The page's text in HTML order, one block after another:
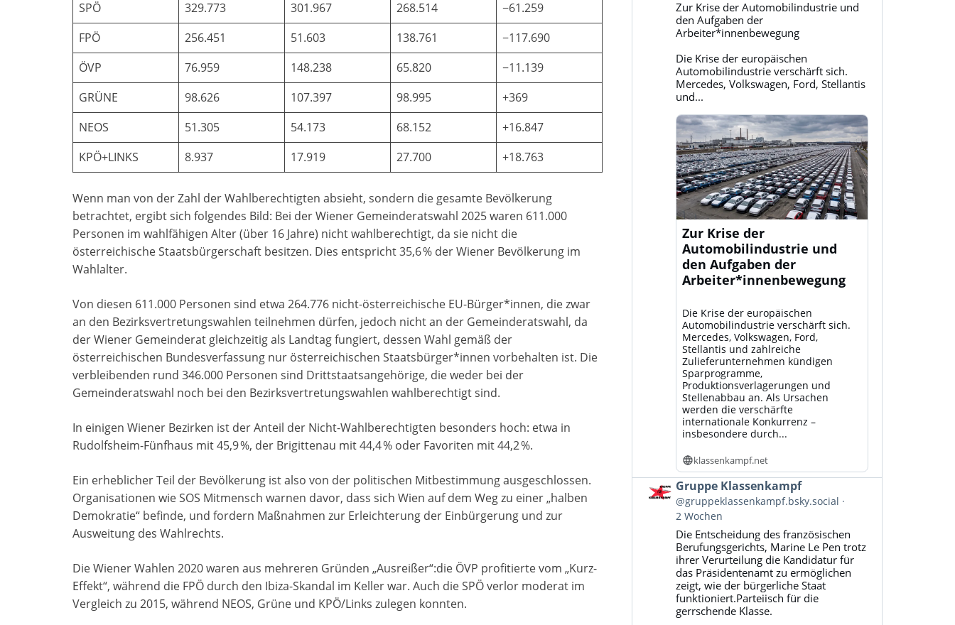
SPÖ
329.773 301.967 268.514
−61.259
FPÖ
256.451 51.603 138.761
−117.690
ÖVP
76.959 148.238 65.820
−11.139
GRÜNE
98.626 107.397 98.995
+369
NEOS
51.305 54.173 68.152
+16.847
KPÖ+LINKS
8.937 17.919 27.700 +18.763
Wenn man von der Zahl der Wahlberechtigten absieht, sondern die gesamte Bevölkerung
betrachtet, ergibt sich folgendes Bild: Bei der Wiener Gemeinderatswahl 2025 waren 611.000
Personen im wahlfähigen Alter (über 16 Jahre) nicht wahlberechtigt, da sie nicht die
österreichische Staatsbürgerschaft besitzen. Dies entspricht 35,6 % der Wiener Bevölkerung im
Wahlalter.
Von diesen 611.000 Personen sind etwa 264.776 nicht-österreichische EU-Bürger*innen, die zwar
an den Bezirksvertretungswahlen teilnehmen dürfen, jedoch nicht an der Gemeinderatswahl, da
der Wiener Gemeinderat gleichzeitig als Landtag fungiert, dessen Wahl gemäß der
österreichischen Bundesverfassung nur österreichischen Staatsbürger*innen vorbehalten ist. Die
verbleibenden rund 346.000 Personen sind Drittstaatsangehörige, die weder bei der
Gemeinderatswahl noch bei den Bezirksvertretungswahlen wahlberechtigt sind.
In einigen Wiener Bezirken ist der Anteil der Nicht-Wahlberechtigten besonders hoch: etwa in
Rudolfsheim-Fünfhaus mit 45,9 %, der Brigittenau mit 44,4 % oder Favoriten mit 44,2 %.
Ein erheblicher Teil der Bevölkerung ist also von der politischen Mitbestimmung ausgeschlossen.
Organisationen wie SOS Mitmensch warnen davor, dass sich Wien auf dem Weg zu einer „halben
Demokratie“ befinde, und fordern Maßnahmen zur Erleichterung der Einbürgerung und zur
Ausweitung des Wahlrechts. ​
Die Wiener Wahlen 2020 waren aus mehreren Gründen „Ausreißer“:die ÖVP profitierte vom „Kurz-
Effekt“, während die FPÖ durch den Ibiza-Skandal im Keller war. Auch die SPÖ verlor moderat im
Vergleich zu 2015, während NEOS, Grüne und KPÖ/Links zulegen konnten.
Bluesky
Zur Krise der Automobilindustrie und
den Aufgaben der
Arbeiter*innenbewegung
Die Krise der europäischen
Automobilindustrie verschärft sich.
Mercedes, Volkswagen, Ford, Stellantis
und...
Zur Krise der
Automobilindustrie und
den Aufgaben der
Arbeiter*innenbewegung
Die Krise der europäischen
Automobilindustrie verschärft sich.
Mercedes, Volkswagen, Ford,
Stellantis und zahlreiche
Zulieferunternehmen kündigen
Sparprogramme,
Produktionsverlagerungen und
Stellenabbau an. Als Ursachen
werden die verschärfte
internationale Konkurrenz –
insbesondere durch...
klassenkampf.net
Beitrag
von
Gruppe
Klassenkampf
Bluesky
ansehen
Gruppe Klassenkampf
@gruppeklassenkampf.bsky.social
2 Wochen
Die Entscheidung des französischen
Berufungsgerichts, Marine Le Pen trotz
ihrer Verurteilung die Kandidatur für
das Präsidentenamt zu ermöglichen
zeigt, wie der bürgerliche Staat
funktioniert.Parteiisch für die
gerrschende Klasse.